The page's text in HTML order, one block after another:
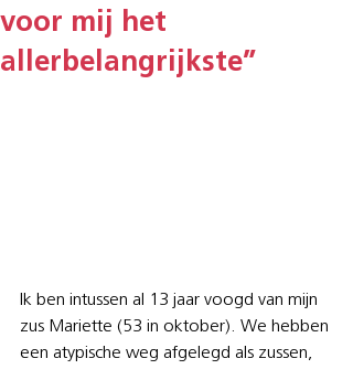
voor mij het
allerbelangrijkste”
Ik ben intussen al 13 jaar voogd van mijn
zus Mariette (53 in oktober). We hebben
een atypische weg afgelegd als zussen,